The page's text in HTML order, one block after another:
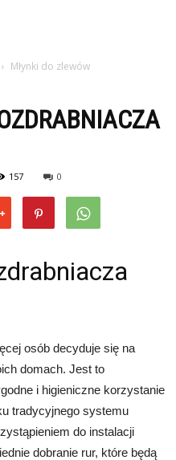
Młynki do zlewów
157 0
osób decyduje się na
domach. Jest to
i higieniczne korzystanie
tradycyjnego systemu
do instalacji
dobranie rur, które będą